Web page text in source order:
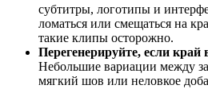
субтитры, логотипы и
ломаться или смещаться на
такие клипы осторожно.
Перегенерируйте, если
Небольшие вариации между
мягкий шов или неловкое